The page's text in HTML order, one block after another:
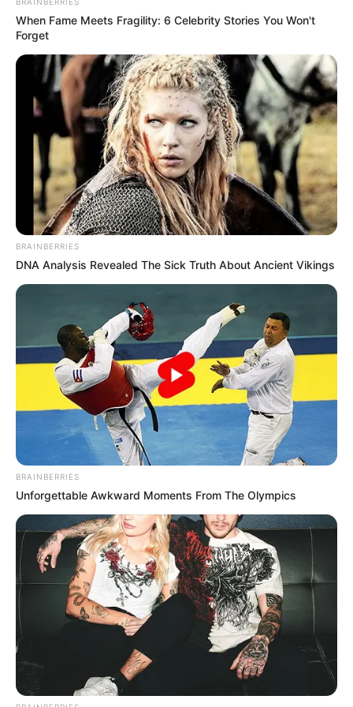
SHARE THIS Share it Tweet
Share it Pin it
PUBLICAÇÕES RELACIONADAS
When Fame Meets Fragility: 6 Celebrity Stories You Won't
Forget
BRAINBERRIES
DNA Analysis Revealed The Sick Truth About Ancient Vikings
BRAINBERRIES
Unforgettable Awkward Moments From The Olympics